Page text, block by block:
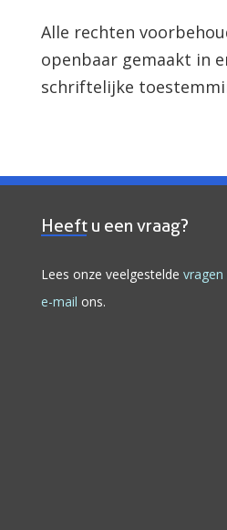
Alle rechten
openbaar gemaakt in
schriftelijke
Heeft u een vraag?
Lees onze veelgestelde vragen
e-mail ons.